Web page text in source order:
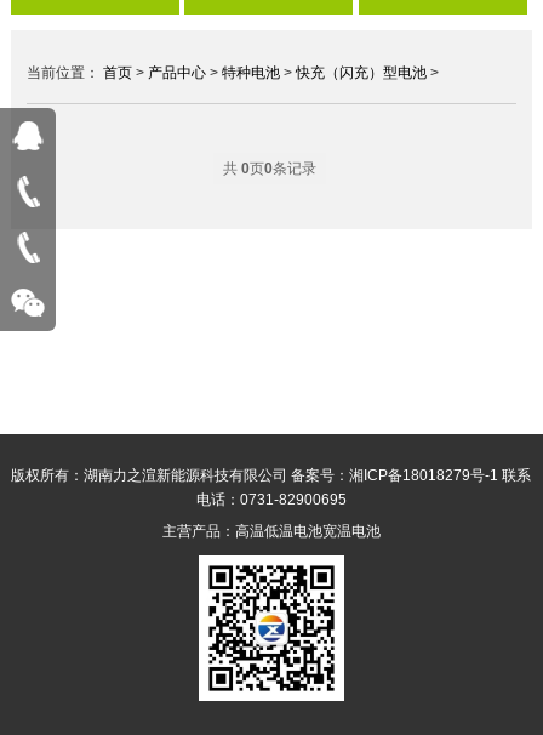
当前位置： 首页> 产品中心> 特种电池>快充（闪充）型电池>
共 0页0条记录
版权所有：湖南力之渲新能源科技有限公司备案号：湘ICP备18018279号-1 联系
电话：0731-82900695
主营产品： 高温低温电池宽温电池